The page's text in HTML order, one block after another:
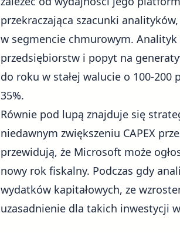
przekraczająca szacunki
w segmencie chmurowym.
przedsiębiorstw i popyt na
do roku w stałej walucie o 100-200
35%.
Równie pod lupą znajduje się
niedawnym zwiększeniu CAPEX
przewidują, że Microsoft może
nowy rok fiskalny. Podczas gdy
wydatków kapitałowych, ze
uzasadnienie dla takich inwestycji